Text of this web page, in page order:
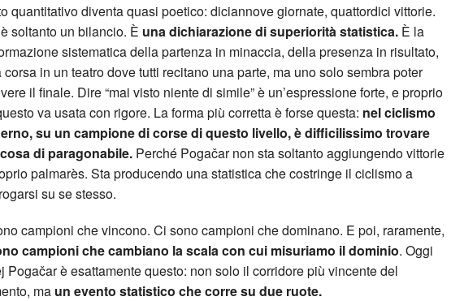
quantitativo diventa quasi poetico: diciannove giornate, quattordici vittorie.
soltanto un bilancio. È una dichiarazione di superiorità statistica. È la
sistematica della partenza in minaccia, della presenza in risultato,
corsa in un teatro dove tutti recitano una parte, ma uno solo sembra poter
il finale. Dire “mai visto niente di simile” è un’espressione forte, e proprio
va usata con rigore. La forma più corretta è forse questa: nel ciclismo
su un campione di corse di questo livello, è difficilissimo trovare
di paragonabile. Perché Pogačar non sta soltanto aggiungendo vittorie
palmarès. Sta producendo una statistica che costringe il ciclismo a
su se stesso.
campioni che vincono. Ci sono campioni che dominano. E poi, raramente,
campioni che cambiano la scala con cui misuriamo il dominio. Oggi
Pogačar è esattamente questo: non solo il corridore più vincente del
ma un evento statistico che corre su due ruote.